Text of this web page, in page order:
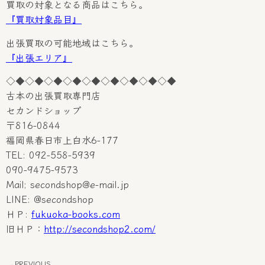
買取の対象となる商品はこちら。
『買取対象品目』
出張買取の可能地域はこちら。
『出張エリア』
◇◆◇◆◇◆◇◆◇◆◇◆◇◆◇◆◇◆
古本の出張買取専門店
セカンドショップ
〒816-0844
福岡県春日市上白水6-177
TEL: 092-558-5939
090-9475-9573
Mail; secondshop@e-mail.jp
LINE: @secondshop
ＨＰ: fukuoka-books.com
旧ＨＰ： http://secondshop2.com/